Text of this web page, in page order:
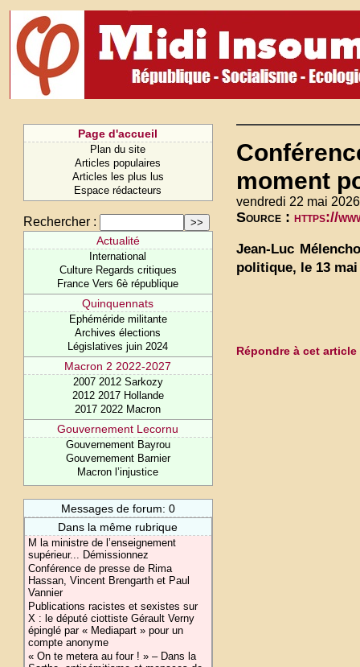
Page d'accueil
Plan du site
Articles populaires
Articles les plus lus
Espace rédacteurs
Rechercher :
Actualité
International
Culture Regards critiques
France Vers 6è république
Quinquennats
Ephéméride militante
Archives élections
Législatives juin 2024
Macron 2 2022-2027
2007 2012 Sarkozy
2012 2017 Hollande
2017 2022 Macron
Gouvernement Lecornu
Gouvernement Bayrou
Gouvernement Barnier
Macron l’injustice
Messages de forum: 0
Dans la même rubrique
M la ministre de l’enseignement
supérieur... Démissionnez
Conférence de presse de Rima
Hassan, Vincent Brengarth et Paul
Vannier
Publications racistes et sexistes sur
X : le député ciottiste Gérault Verny
épinglé par « Mediapart » pour un
compte anonyme
« On te metera au four ! » – Dans la
moment
vendredi 22 mai
Source : https://
Jean-Luc
politique, le 13 mai
Répondre à cet article